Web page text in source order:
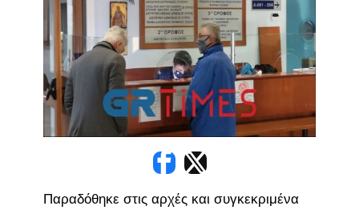
Παραδόθηκε στις αρχές και συγκεκριμένα